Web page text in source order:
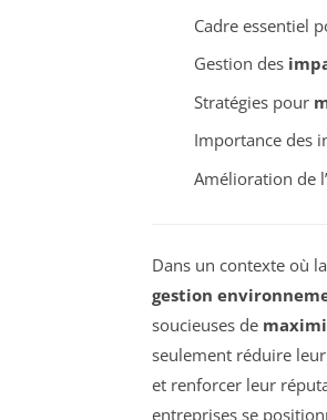
Cadre essentiel
Gestion des
Stratégies pour
Importance des
Amélioration de
Dans un contexte où
gestion
soucieuses de
seulement réduire
et renforcer leur
entreprises se